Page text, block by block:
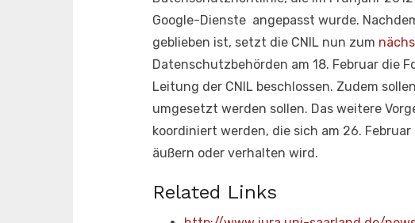
Google-Dienste angepasst wurde.
geblieben ist, setzt die CNIL nun zum
Datenschutzbehörden am 18. Februar die
Leitung der CNIL beschlossen. Zudem
umgesetzt werden sollen. Das weitere
koordiniert werden, die sich am 26.
äußern oder verhalten wird.
Related Links